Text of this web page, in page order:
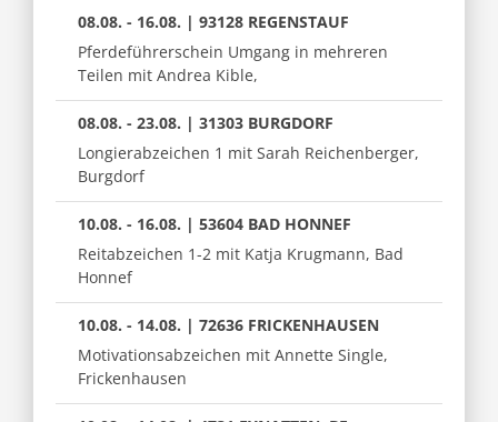
08.08. - 16.08. | 93128 REGENSTAUF
Pferdeführerschein Umgang in mehreren
Teilen mit Andrea Kible,
08.08. - 23.08. | 31303 BURGDORF
Longierabzeichen 1 mit Sarah Reichenberger,
Burgdorf
10.08. - 16.08. | 53604 BAD HONNEF
Reitabzeichen 1-2 mit Katja Krugmann, Bad
Honnef
10.08. - 14.08. | 72636 FRICKENHAUSEN
Motivationsabzeichen mit Annette Single,
Frickenhausen